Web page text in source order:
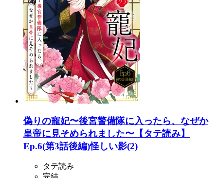
偽りの寵妃〜後宮警備隊に入ったら、なぜか
皇帝に見そめられました〜【タテ読み】
Ep.6(第3話後編)怪しい影(2)
タテ読み